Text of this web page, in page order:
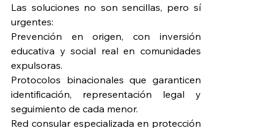
Las soluciones no son sencillas, pero sí
urgentes:
Prevención en origen, con inversión
educativa y social real en comunidades
expulsoras.
Protocolos binacionales que garanticen
identificación, representación legal y
seguimiento de cada menor.
Red consular especializada en protección